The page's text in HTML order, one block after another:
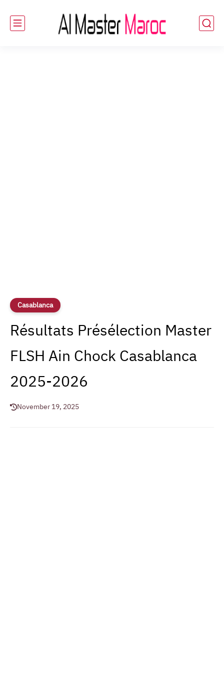
Casablanca
Résultats Présélection Master
FLSH Ain Chock Casablanca
2025-2026
November 19, 2025